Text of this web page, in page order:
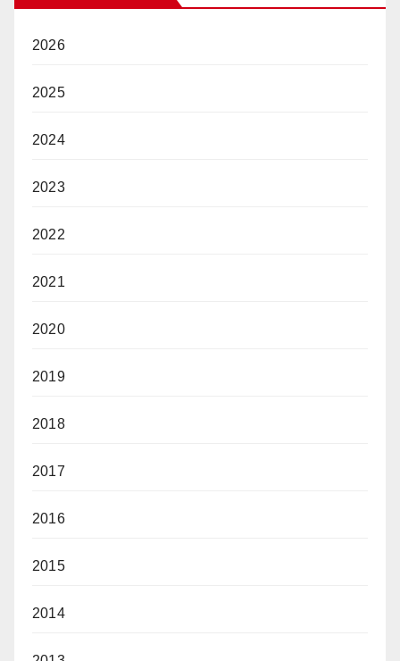
2026
2025
2024
2023
2022
2021
2020
2019
2018
2017
2016
2015
2014